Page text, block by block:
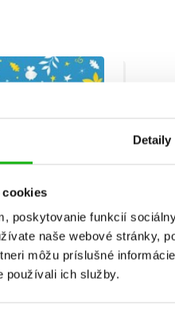
Detaily
poskytovanie funkcií
naše webové stránky,
môžu príslušné
používali ich služby.
príbehy: Bratia
a ich magický svet